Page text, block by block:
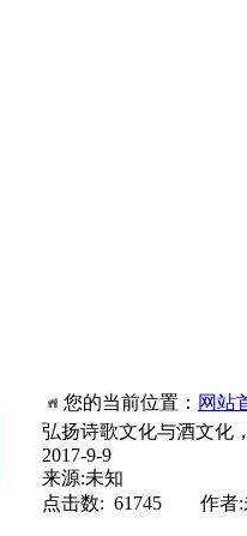
您的当前位置： 网站
弘扬诗歌文化与酒文化
2017-9-9
来源:未知
点击数: 61745 作者: